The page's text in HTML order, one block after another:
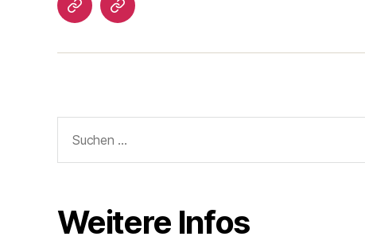
Impressum/DatSchutz
Beliebte
Kugeln
nach:
Weitere Infos